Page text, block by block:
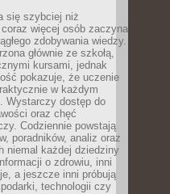
się szybciej niż
więcej osób zaczyna
zdobywania wiedzy.
głównie ze szkołą,
kursami, jednak
pokazuje, że uczenie
w każdym
Wystarczy dostęp do
oraz chęć
Codziennie powstają
poradników, analiz oraz
niemal każdej dziedziny
o zdrowiu, inni
a jeszcze inni próbują
technologii czy